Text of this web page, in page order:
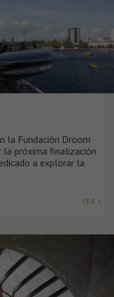
la Fundación Droom
la próxima finalización
a explorar la
VER +